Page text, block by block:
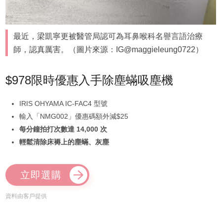
最近，梁凱寧更被醫管局認可為耳鼻喉科名譽言語治療
師，認真厲害。（圖片來源：IG@maggieleung0722）
$978限時優惠入手除塵蟎吸塵機
IRIS OHYAMA IC-FAC4 型號
輸入「NMG002」優惠碼額外減$25
每分鐘拍打次數達 14,000 次
輕鬆清除床褥上的塵蟎、灰塵
立即選購
資料由客戶提供